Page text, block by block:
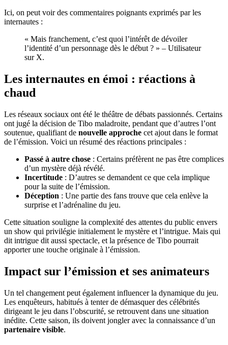
Ici, on peut voir des commentaires poignants exprimés par les
internautes :
« Mais franchement, c’est quoi l’intérêt de dévoiler
l’identité d’un personnage dès le début ? » – Utilisateur
sur X.
Les internautes en émoi : réactions à
chaud
Les réseaux sociaux ont été le théâtre de débats passionnés. Certains
ont jugé la décision de Tibo maladroite, pendant que d’autres l’ont
soutenue, qualifiant de nouvelle approche cet ajout dans le format
de l’émission. Voici un résumé des réactions principales :
Passé à autre chose : Certains préfèrent ne pas être complices
d’un mystère déjà révélé.
Incertitude : D’autres se demandent ce que cela implique
pour la suite de l’émission.
Déception : Une partie des fans trouve que cela enlève la
surprise et l’adrénaline du jeu.
Cette situation souligne la complexité des attentes du public envers
un show qui privilégie initialement le mystère et l’intrigue. Mais qui
dit intrigue dit aussi spectacle, et la présence de Tibo pourrait
apporter une touche originale à l’émission.
Impact sur l’émission et ses animateurs
Un tel changement peut également influencer la dynamique du jeu.
Les enquêteurs, habitués à tenter de démasquer des célébrités
dirigeant le jeu dans l’obscurité, se retrouvent dans une situation
inédite. Cette saison, ils doivent jongler avec la connaissance d’un
partenaire visible.